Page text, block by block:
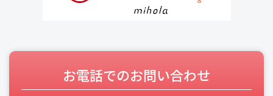
お電話でのお問い合わせ